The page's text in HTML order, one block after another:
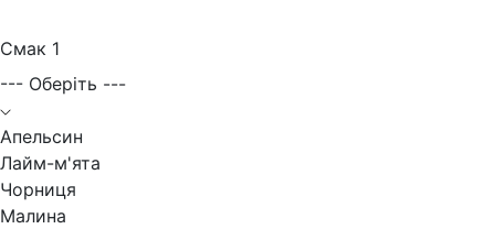
Смак 1
--- Оберіть ---
Апельсин
Лайм-м'ята
Чорниця
Малина